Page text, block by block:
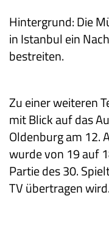
Hintergrund: Die
in Istanbul ein
bestreiten.
Zu einer weiteren
mit Blick auf das
Oldenburg am 12.
wurde von 19 auf
Partie des 30.
TV übertragen wird.